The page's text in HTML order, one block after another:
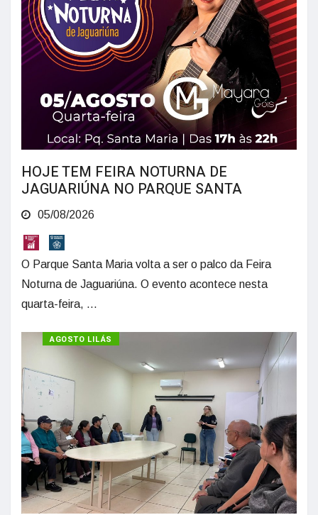
HOJE TEM FEIRA NOTURNA DE
JAGUARIÚNA NO PARQUE SANTA
05/08/2026
O Parque Santa Maria volta a ser o palco da Feira
Noturna de Jaguariúna. O evento acontece nesta
quarta-feira, ...
AGOSTO LILÁS